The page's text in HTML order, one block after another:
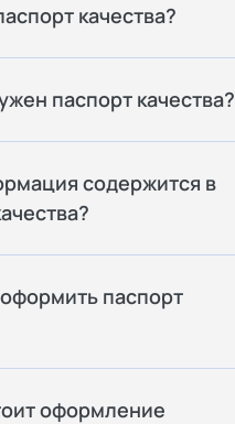
качества?
паспорт качества?
содержится в
паспорт
оформление